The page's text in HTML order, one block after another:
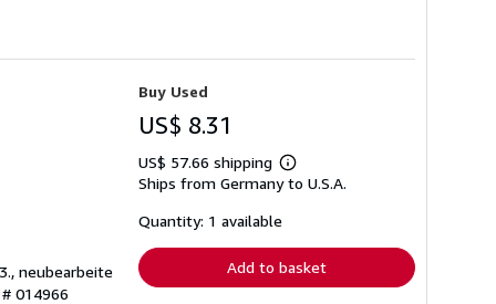
neubearbeite
014966
Buy Used
US$ 8.31
US$ 57.66 shipping
Learn
more
Ships from Germany to U.S.A.
Quantity: 1 available
Add to basket